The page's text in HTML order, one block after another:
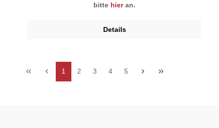
bitte hieran.
Details
1 2 3 4 5